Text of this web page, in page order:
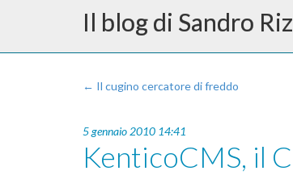
Il blog di Sandro
← Il cugino cercatore di freddo
5 gennaio 2010 14:41
KenticoCMS, il